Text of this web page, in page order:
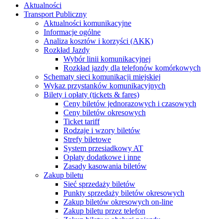
Aktualności
Transport Publiczny
Aktualności komunikacyjne
Informacje ogólne
Analiza kosztów i korzyści (AKK)
Rozkład Jazdy
Wybór linii komunikacyjnej
Rozkład jazdy dla telefonów komórkowych
Schematy sieci komunikacji miejskiej
Wykaz przystanków komunikacyjnych
Bilety i opłaty (tickets & fares)
Ceny biletów jednorazowych i czasowych
Ceny biletów okresowych
Ticket tariff
Rodzaje i wzory biletów
Strefy biletowe
System przesiadkowy AT
Opłaty dodatkowe i inne
Zasady kasowania biletów
Zakup biletu
Sieć sprzedaży biletów
Punkty sprzedaży biletów okresowych
Zakup biletów okresowych on-line
Zakup biletu przez telefon